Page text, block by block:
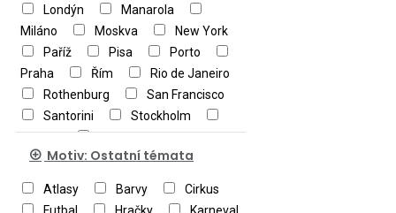
Kinkade
Trevor Mitchell
Oesterle
Victor McLindon
Victoria Francés
Viktor Gavriloski
Vincent van Gogh
William-
Adolphe Bouguerea
Zdeněk Miler
Londýn
Manarola
Miláno
Moskva
New York
Paříž
Pisa
Porto
Praha
Řím
Rio de Janeiro
Rothenburg
San Francisco
Santorini
Stockholm
Sydney
Tatry
Motiv: Ostatní témata
Atlasy Barvy
Cirkus